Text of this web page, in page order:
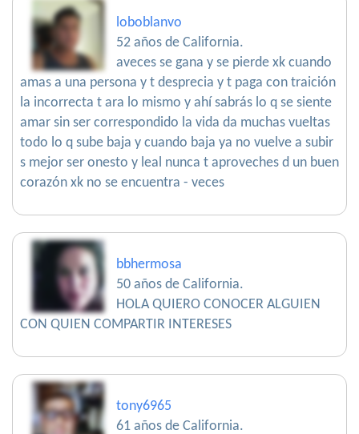
loboblanvo
52 años de California.
aveces se gana y se pierde xk cuando
amas a una persona y t desprecia y t paga con traición
la incorrecta t ara lo mismo y ahí sabrás lo q se siente
amar sin ser correspondido la vida da muchas vueltas
todo lo q sube baja y cuando baja ya no vuelve a subir
s mejor ser onesto y leal nunca t aproveches d un buen
corazón xk no se encuentra - veces
bbhermosa
50 años de California.
HOLA QUIERO CONOCER ALGUIEN
CON QUIEN COMPARTIR INTERESES
tony6965
61 años de California.